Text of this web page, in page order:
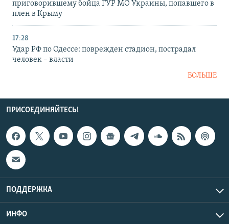
приговорившему бойца ГУР МО Украины, попавшего в
плен в Крыму
17:28
Удар РФ по Одессе: поврежден стадион, пострадал
человек – власти
БОЛЬШЕ
ПРИСОЕДИНЯЙТЕСЬ!
ПОДДЕРЖКА
ИНФО